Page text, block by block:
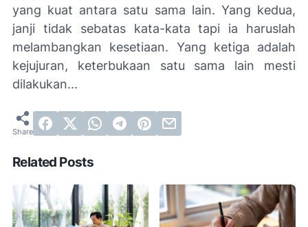
yang kuat antara satu sama lain. Yang kedua,
janji tidak sebatas kata-kata tapi ia haruslah
melambangkan kesetiaan. Yang ketiga adalah
kejujuran, keterbukaan satu sama lain mesti
dilakukan...
Related Posts